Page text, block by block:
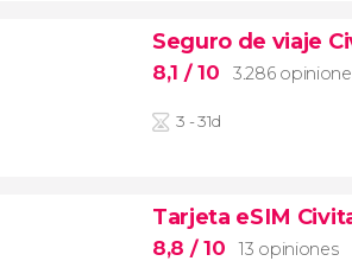
Seguro de viaje
8,1 / 10 3.286
3 - 31d
Tarjeta eSIM
8,8 / 10 13 opiniones